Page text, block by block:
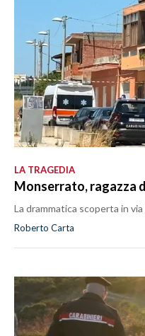
LA TRAGEDIA
Monserrato, ragazza
La drammatica scoperta in
Roberto Carta